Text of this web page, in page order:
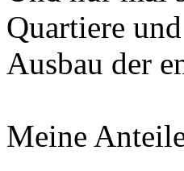
Quartiere
Ausbau der
Meine